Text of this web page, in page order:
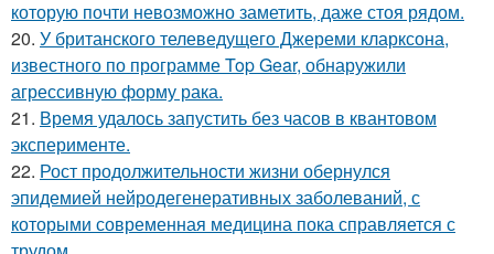
которую почти невозможно заметить, даже стоя рядом.
20. У британского телеведущего Джереми кларксона,
известного по программе Top Gear, обнаружили
агрессивную форму рака.
21. Время удалось запустить без часов в квантовом
эксперименте.
22. Рост продолжительности жизни обернулся
эпидемией нейродегенеративных заболеваний, с
которыми современная медицина пока справляется с